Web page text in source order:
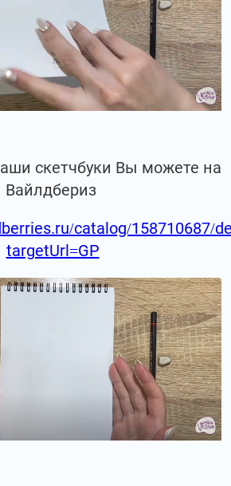
скетчбуки Вы можете на
Вайлдбериз
catalog/158710687/
targetUrl=GP